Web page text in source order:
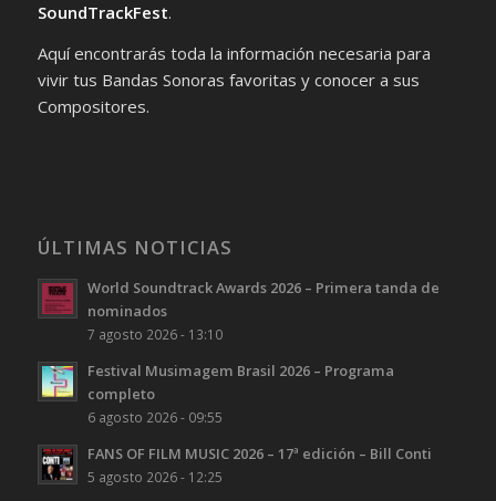
SoundTrackFest.
Aquí encontrarás toda la información necesaria para
vivir tus Bandas Sonoras favoritas y conocer a sus
Compositores.
ÚLTIMAS NOTICIAS
World Soundtrack Awards 2026 – Primera tanda de
nominados
7 agosto 2026 - 13:10
Festival Musimagem Brasil 2026 – Programa
completo
6 agosto 2026 - 09:55
FANS OF FILM MUSIC 2026 – 17ª edición – Bill Conti
5 agosto 2026 - 12:25